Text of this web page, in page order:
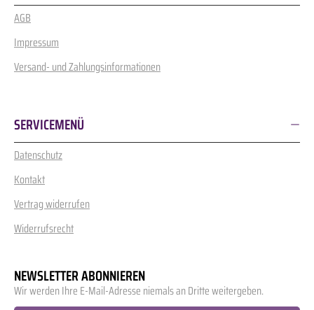
AGB
Impressum
Versand- und Zahlungsinformationen
SERVICEMENÜ
Datenschutz
Kontakt
Vertrag widerrufen
Widerrufsrecht
NEWSLETTER ABONNIEREN
Wir werden Ihre E-Mail-Adresse niemals an Dritte weitergeben.